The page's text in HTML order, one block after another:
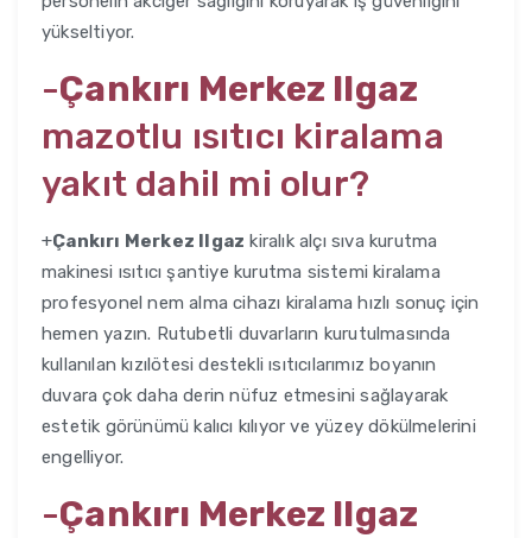
yükseltiyor.
-Çankırı Merkez Ilgaz
mazotlu ısıtıcı kiralama
yakıt dahil mi olur?
+Çankırı Merkez Ilgaz kiralık alçı sıva kurutma
makinesi ısıtıcı şantiye kurutma sistemi kiralama
profesyonel nem alma cihazı kiralama hızlı sonuç için
hemen yazın. Rutubetli duvarların kurutulmasında
kullanılan kızılötesi destekli ısıtıcılarımız boyanın
duvara çok daha derin nüfuz etmesini sağlayarak
estetik görünümü kalıcı kılıyor ve yüzey dökülmelerini
engelliyor.
-Çankırı Merkez Ilgaz